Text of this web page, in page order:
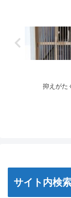
抑えがた
サイト内検